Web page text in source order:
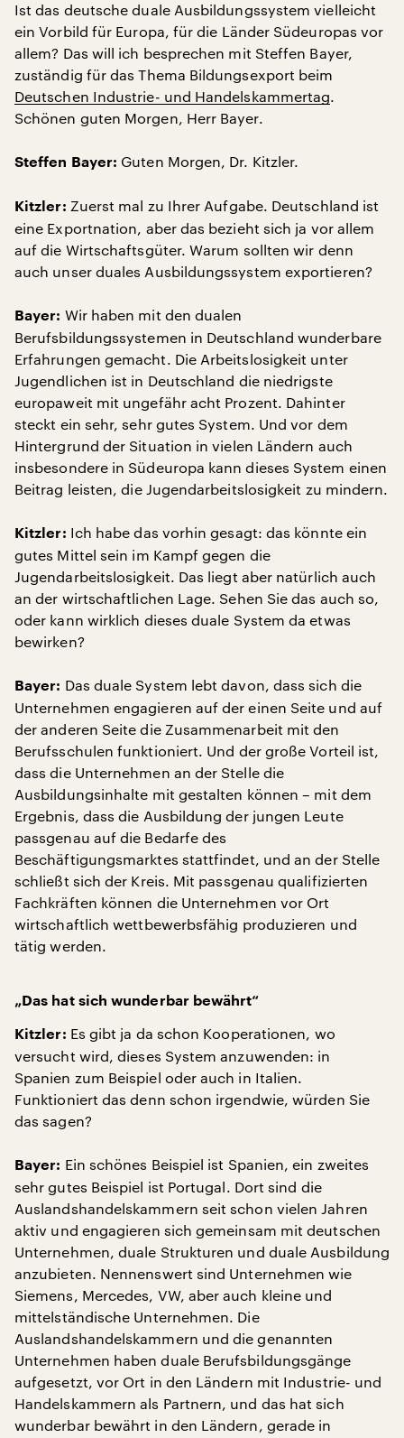
Ist das deutsche duale Ausbildungssystem vielleicht
ein Vorbild für Europa, für die Länder Südeuropas vor
allem? Das will ich besprechen mit Steffen Bayer,
zuständig für das Thema Bildungsexport beim
Deutschen Industrie- und Handelskammertag.
Schönen guten Morgen, Herr Bayer.
Steffen Bayer: Guten Morgen, Dr. Kitzler.
Kitzler: Zuerst mal zu Ihrer Aufgabe. Deutschland ist
eine Exportnation, aber das bezieht sich ja vor allem
auf die Wirtschaftsgüter. Warum sollten wir denn
auch unser duales Ausbildungssystem exportieren?
Bayer: Wir haben mit den dualen
Berufsbildungssystemen in Deutschland wunderbare
Erfahrungen gemacht. Die Arbeitslosigkeit unter
Jugendlichen ist in Deutschland die niedrigste
europaweit mit ungefähr acht Prozent. Dahinter
steckt ein sehr, sehr gutes System. Und vor dem
Hintergrund der Situation in vielen Ländern auch
insbesondere in Südeuropa kann dieses System einen
Beitrag leisten, die Jugendarbeitslosigkeit zu mindern.
Kitzler: Ich habe das vorhin gesagt: das könnte ein
gutes Mittel sein im Kampf gegen die
Jugendarbeitslosigkeit. Das liegt aber natürlich auch
an der wirtschaftlichen Lage. Sehen Sie das auch so,
oder kann wirklich dieses duale System da etwas
bewirken?
Bayer: Das duale System lebt davon, dass sich die
Unternehmen engagieren auf der einen Seite und auf
der anderen Seite die Zusammenarbeit mit den
Berufsschulen funktioniert. Und der große Vorteil ist,
dass die Unternehmen an der Stelle die
Ausbildungsinhalte mit gestalten können – mit dem
Ergebnis, dass die Ausbildung der jungen Leute
passgenau auf die Bedarfe des
Beschäftigungsmarktes stattfindet, und an der Stelle
schließt sich der Kreis. Mit passgenau qualifizierten
Fachkräften können die Unternehmen vor Ort
wirtschaftlich wettbewerbsfähig produzieren und
tätig werden.
„Das hat sich wunderbar bewährt“
Kitzler: Es gibt ja da schon Kooperationen, wo
versucht wird, dieses System anzuwenden: in
Spanien zum Beispiel oder auch in Italien.
Funktioniert das denn schon irgendwie, würden Sie
das sagen?
Bayer: Ein schönes Beispiel ist Spanien, ein zweites
sehr gutes Beispiel ist Portugal. Dort sind die
Auslandshandelskammern seit schon vielen Jahren
aktiv und engagieren sich gemeinsam mit deutschen
Unternehmen, duale Strukturen und duale Ausbildung
anzubieten. Nennenswert sind Unternehmen wie
Siemens, Mercedes, VW, aber auch kleine und
mittelständische Unternehmen. Die
Auslandshandelskammern und die genannten
Unternehmen haben duale Berufsbildungsgänge
aufgesetzt, vor Ort in den Ländern mit Industrie- und
Handelskammern als Partnern, und das hat sich
wunderbar bewährt in den Ländern, gerade in